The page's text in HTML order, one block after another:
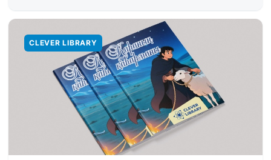
CLEVER LIBRARY